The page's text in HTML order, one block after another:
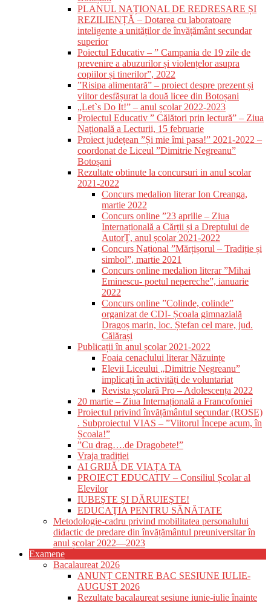
PLANUL NAȚIONAL DE REDRESARE ȘI
REZILIENȚĂ – Dotarea cu laboratoare
inteligente a unităților de învățământ secundar
superior
Poiectul Educativ – ” Campania de 19 zile de
prevenire a abuzurilor și violențelor asupra
copiilor și tinerilor”, 2022
”Risipa alimentară” – proiect despre prezent și
viitor desfășurat la două licee din Botoșani
„Let`s Do It!” – anul școlar 2022-2023
Proiectul Educativ ” Călători prin lectură” – Ziua
Națională a Lecturii, 15 februarie
Proiect județean ”Și mie îmi pasa!” 2021-2022 –
coordonat de Liceul ”Dimitrie Negreanu”
Botoșani
Rezultate obtinute la concursuri in anul scolar
2021-2022
Concurs medalion literar Ion Creanga,
martie 2022
Concurs online ”23 aprilie – Ziua
Internațională a Cărții și a Dreptului de
AutorȚ, anul școlar 2021-2022
Concurs Național ”Mărțișorul – Tradiție și
simbol”, martie 2021
Concurs online medalion literar ”Mihai
Eminescu- poetul nepereche”, ianuarie
2022
Concurs online ”Colinde, colinde”
organizat de CDI- Școala gimnazială
Dragoș marin, loc. Ștefan cel mare, jud.
Călărași
Publicații în anul școlar 2021-2022
Foaia cenaclului literar Năzuințe
Elevii Liceului „Dimitrie Negreanu”
implicați în activități de voluntariat
Revista școlară Pro – Adolescența 2022
20 martie – Ziua Internațională a Francofoniei
Proiectul privind învățământul secundar (ROSE)
. Subproiectul VIAS – ”Viitorul Începe acum, în
Școala!”
”Cu drag….de Dragobete!”
Vraja tradiției
AI GRIJĂ DE VIAȚA TA
PROIECT EDUCATIV – Consiliul Școlar al
Elevilor
IUBEŞTE ŞI DĂRUIEŞTE!
EDUCAŢIA PENTRU SĂNĂTATE
Metodologie-cadru privind mobilitatea personalului
didactic de predare din învățământul preuniversitar în
anul școlar 2022—2023
Examene
Bacalaureat 2026
ANUNȚ CENTRE BAC SESIUNE IULIE-
AUGUST 2026
Rezultate bacalaureat sesiune iunie-iulie înainte